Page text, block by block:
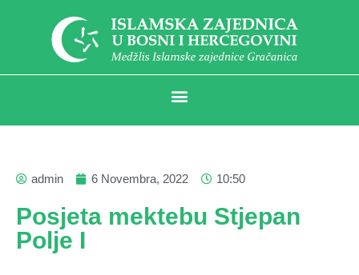
admin 6 Novembra, 2022 10:50
Posjeta mektebu Stjepan
Polje I